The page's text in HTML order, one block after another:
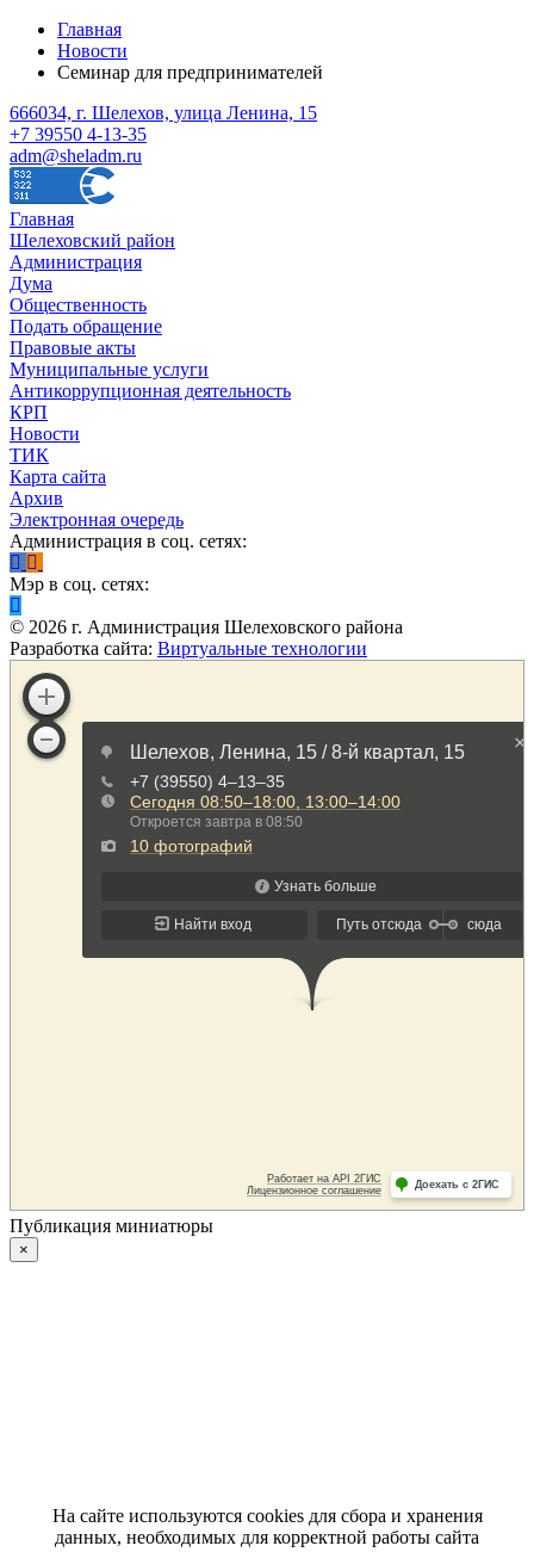
Главная
Новости
Семинар для предпринимателей
666034, г. Шелехов, улица Ленина, 15
+7 39550 4-13-35
adm@sheladm.ru
Главная
Шелеховский район
Администрация
Дума
Общественность
Подать обращение
Правовые акты
Муниципальные услуги
Антикоррупционная деятельность
КРП
Новости
ТИК
Карта сайта
Архив
Электронная очередь
Администрация в соц. сетях:
Мэр в соц. сетях:
© 2026 г. Администрация Шелеховского района
Разработка сайта: Виртуальные технологии
Публикация миниатюры
×
На сайте используются cookies для сбора и хранения
данных, необходимых для корректной работы сайта